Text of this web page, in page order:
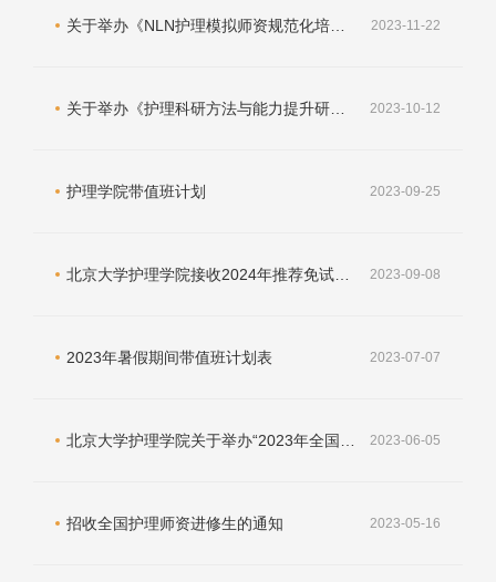
2023-11-22
关于举办《NLN护理模拟师资规范化培训班》的通知
2023-10-12
关于举办《护理科研方法与能力提升研讨班》的通知 (2023年12月8-10日)
2023-09-25
护理学院带值班计划
2023-09-08
北京大学护理学院接收2024年推荐免试攻读研究生复试通知
2023-07-07
2023年暑假期间带值班计划表
2023-06-05
北京大学护理学院关于举办“2023年全国优秀大学生夏令营”的通知
2023-05-16
招收全国护理师资进修生的通知